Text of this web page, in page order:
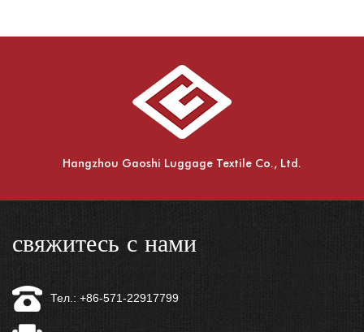
Hangzhou Gaoshi Luggage Textile Co., Ltd.
свяжитесь с нами
Тел.: +86-571-22917799